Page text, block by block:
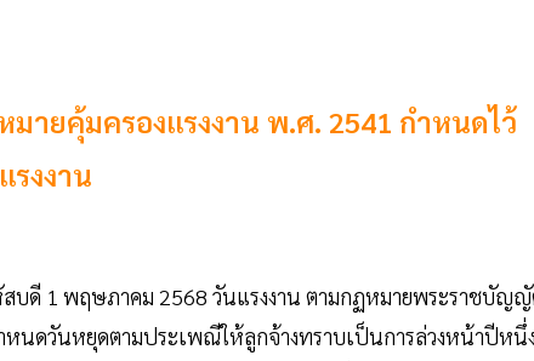
ายคุ้มครองแรงงาน พ.ศ. 2541 กำหนดไว้
งงาน
บดี 1 พฤษภาคม 2568 วันแรงงาน ตามกฏหมายพระราชบัญ
หนดวันหยุดตามประเพณีให้ลูกจ้างทราบเป็นการล่วงหน้าปีหนึ่